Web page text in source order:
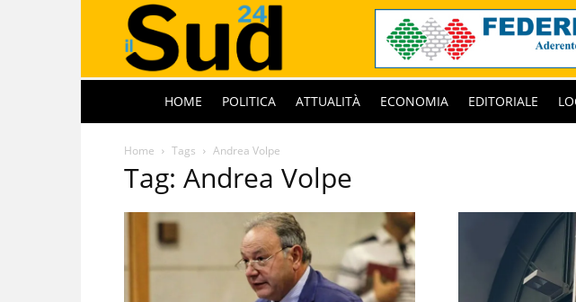
HOME POLITICA ATTUALITÀ ECONOMIA EDITORIALE
Home Tags Andrea Volpe
Tag: Andrea Volpe